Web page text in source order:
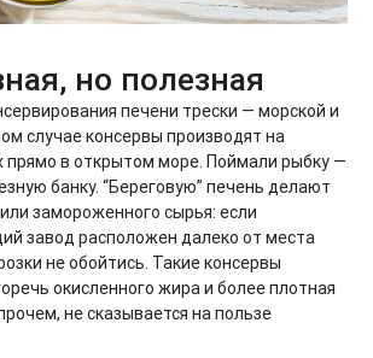
но полезная
печени трески — морской и
случае консервы производят на
прямо в открытом море. Поймали рыбку —
банку. “Береговую” печень делают
замороженного сырья: если
завод расположен далеко от места
не обойтись. Такие консервы
окисленного жира и более плотная
не сказывается на пользе